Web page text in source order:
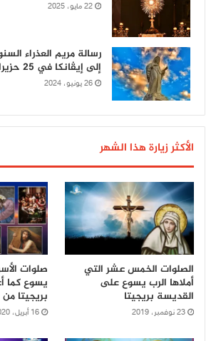
22 مايو، 2025
رسالة مريم العذراء
إلى إيڤانكا في 25 حزيران 2024
26 يونيو، 2024
الأكثر زيارة هذا الشهر
الصلوات الخمس عشر التي
أملاها الرب يسوع على
القديسة بريجيتا
23 نوفمبر، 2019
صلوات
يسوع كما
بريجيتا
16 أبريل، 2020